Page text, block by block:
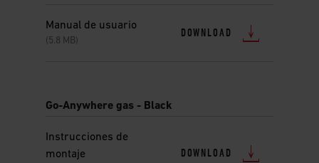
Manual de usuario
(5.8 MB)
DOWNLOAD
Go-Anywhere gas - Black
Instrucciones de
montaje
DOWNLOAD